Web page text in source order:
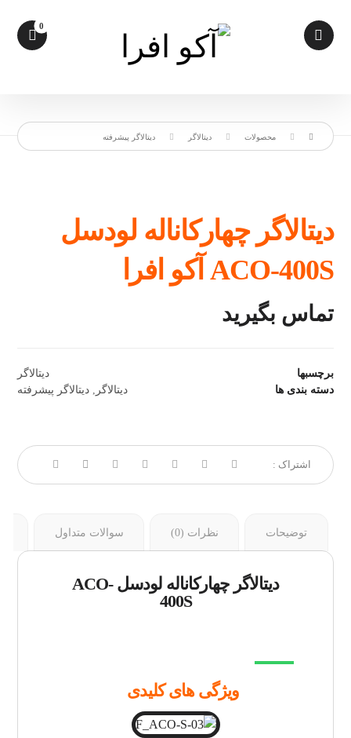
محصولات دیتالاگر دیتالاگر پیشرفته
دیتالاگر چهارکاناله لودسل
ACO-400S آکو افرا
تماس بگیرید
برچسبها
دیتالاگر
دسته بندی ها
دیتالاگر دیتالاگر پیشرفته
توضیحات نظرات (0) سوالات متداول
دیتالاگر چهارکاناله لودسل ACO-
400S
ویژگی های کلیدی